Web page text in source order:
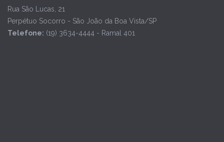
Rua São Lucas, 21
Perpétuo Socorro - São João da Boa Vista/SP
Telefone: (19) 3634-4444 - Ramal 401